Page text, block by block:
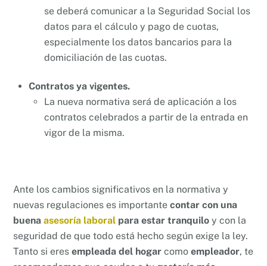
se deberá comunicar a la Seguridad Social los
datos para el cálculo y pago de cuotas,
especialmente los datos bancarios para la
domiciliación de las cuotas.
Contratos ya vigentes.
La nueva normativa será de aplicación a los
contratos celebrados a partir de la entrada en
vigor de la misma.
Ante los cambios significativos en la normativa y
nuevas regulaciones es importantecontar con una
buenaasesoría laboral para estar tranquilo y con la
seguridad de que todo está hecho según exige la ley.
Tanto si eresempleada del hogar comoempleador, te